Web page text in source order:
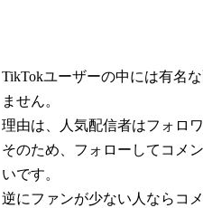
TikTokユーザーの中には有名
ません。
理由は、人気配信者はフォロ
そのため、フォローしてコメ
いです。
逆にファンが少ない人ならコ